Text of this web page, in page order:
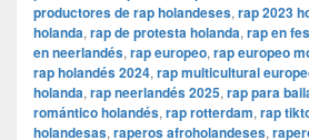
productores de rap holandeses, rap 2023
holanda, rap de protesta holanda, rap en
en neerlandés, rap europeo, rap europeo
rap holandés 2024, rap multicultural
holanda, rap neerlandés 2025, rap para
romántico holandés, rap rotterdam, rap
holandesas, raperos afroholandeses,